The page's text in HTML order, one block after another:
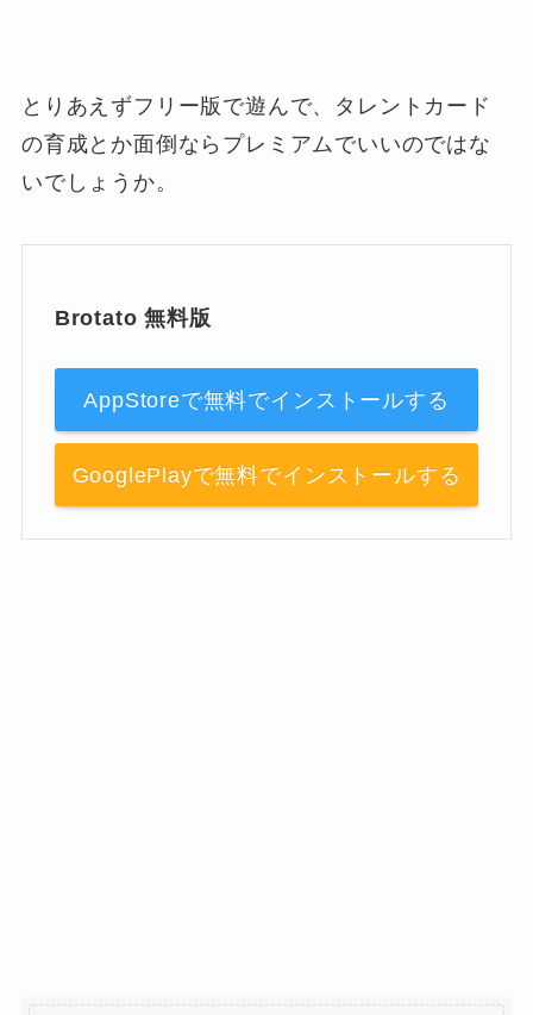
とりあえずフリー版で遊んで、タレントカード
の育成とか面倒ならプレミアムでいいのではな
いでしょうか。
Brotato 無料版
AppStoreで無料でインストールする
GooglePlayで無料でインストールする